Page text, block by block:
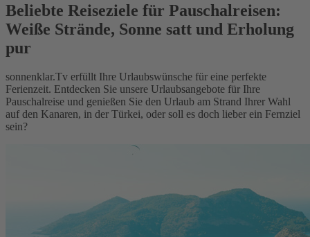
Beliebte Reiseziele für Pauschalreisen:
Weiße Strände, Sonne satt und Erholung
pur
sonnenklar.Tv erfüllt Ihre Urlaubswünsche für eine perfekte
Ferienzeit. Entdecken Sie unsere Urlaubsangebote für Ihre
Pauschalreise und genießen Sie den Urlaub am Strand Ihrer Wahl
auf den Kanaren, in der Türkei, oder soll es doch lieber ein Fernziel
sein?